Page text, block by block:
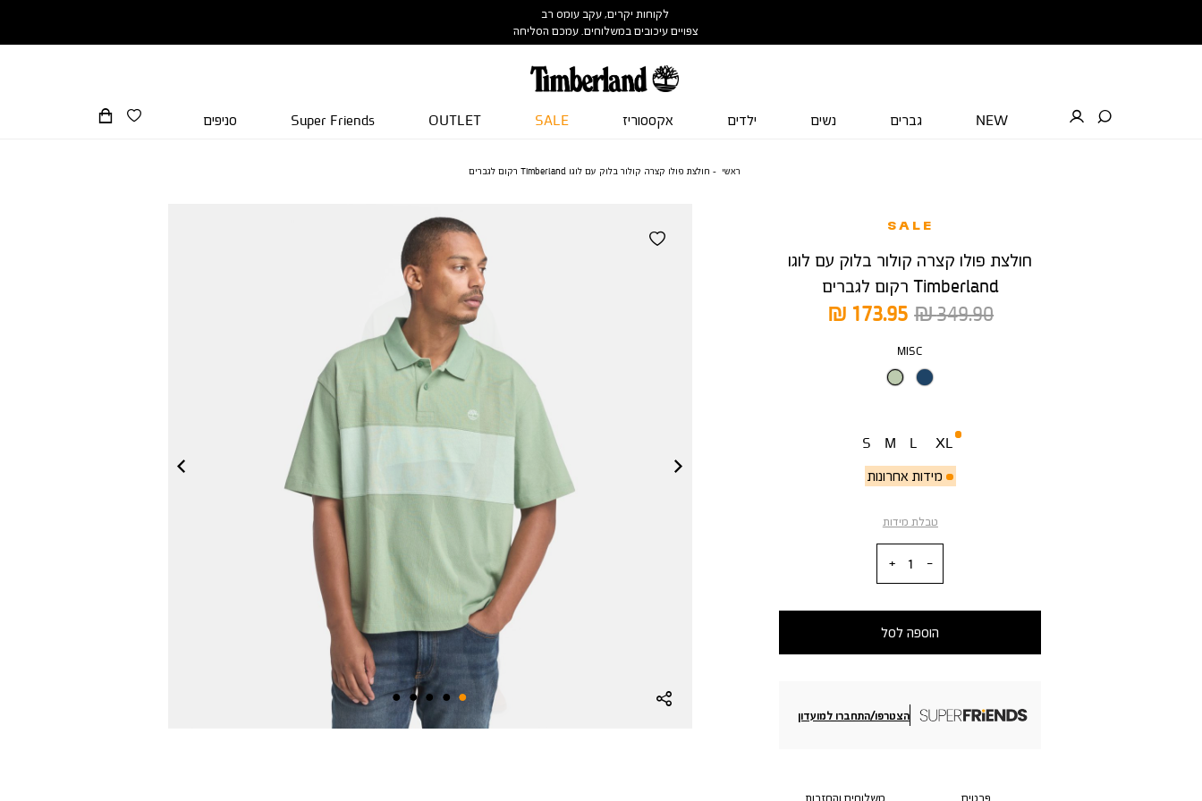
לקוחות יקרים, עקב עומס רב
צפויים עיכובים במשלוחים. עמכם הסליחה
NEW גברים נשים ילדים אקססוריז SALE
OUTLET
Super Friends סניפים
ראשי חולצת פולו קצרה קולור בלוק עם לוגו Timberland רקום לגברים
SALE
חולצת פולו קצרה קולור בלוק עם לוגו
Timberland רקום לגברים
מחיר
מוצר
173.95 ₪
מחיר
349.90 ₪
צבע
MISC
S M L
XL
מידות אחרונות
טבלת מידות
הוספה לסל
הצטרפו/התחברו למועדון
פרטים משלוחים והחזרות